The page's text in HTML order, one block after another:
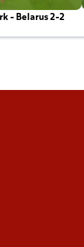
- Belarus 2-2